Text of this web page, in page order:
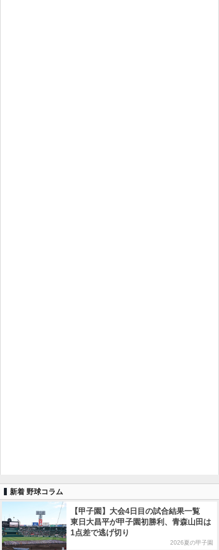
新着 野球コラム
【甲子園】大会4日目の試合結果一覧
東日大昌平が甲子園初勝利、青森山田は
1点差で逃げ切り
2026夏の甲子園